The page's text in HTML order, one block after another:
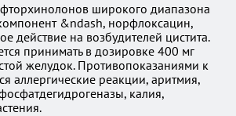
широкого диапазона
&ndash, норфлоксацин,
действие на возбудителей цистита.
принимать в дозировке 400 мг
желудок. Противопоказаниями к
аллергические реакции, аритмия,
калия,